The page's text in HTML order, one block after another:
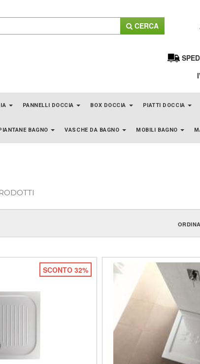
CERCA
PANNELLI DOCCIA BOX DOCCIA PIATTI DOCCIA
BAGNO VASCHE DA BAGNO MOBILI BAGNO
SCONTO 32%